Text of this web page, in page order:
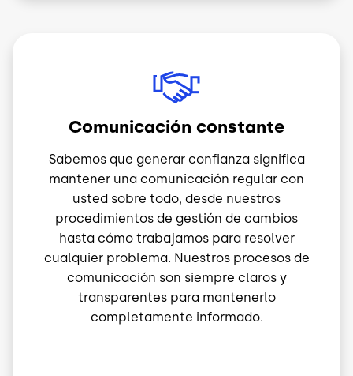
Comunicación constante
Sabemos que generar confianza significa
mantener una comunicación regular con
usted sobre todo, desde nuestros
procedimientos de gestión de cambios
hasta cómo trabajamos para resolver
cualquier problema. Nuestros procesos de
comunicación son siempre claros y
transparentes para mantenerlo
completamente informado.